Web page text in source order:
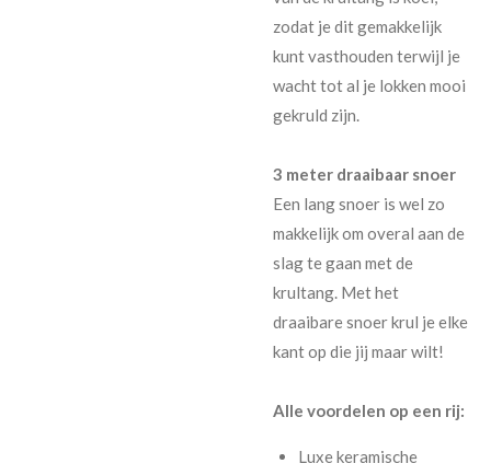
zodat je dit gemakkelijk
kunt vasthouden terwijl je
wacht tot al je lokken mooi
gekruld zijn.
3 meter draaibaar snoer
Een lang snoer is wel zo
makkelijk om overal aan de
slag te gaan met de
krultang. Met het
draaibare snoer krul je elke
kant op die jij maar wilt!
Alle voordelen op een rij:
Luxe keramische